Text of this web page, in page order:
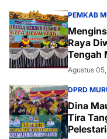
PEMKAB
Raya
Tengah
Agustus
DPRD
Dina
Tira